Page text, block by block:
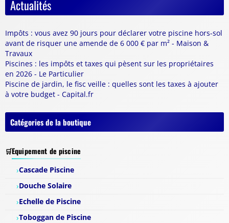
Actualités
Impôts : vous avez 90 jours pour déclarer votre piscine hors-sol
avant de risquer une amende de 6 000 € par m² - Maison &
Travaux
Piscines : les impôts et taxes qui pèsent sur les propriétaires
en 2026 - Le Particulier
Piscine de jardin, le fisc veille : quelles sont les taxes à ajouter
à votre budget - Capital.fr
Catégories de la boutique
Equipement de piscine
Cascade Piscine
Douche Solaire
Echelle de Piscine
Toboggan de Piscine